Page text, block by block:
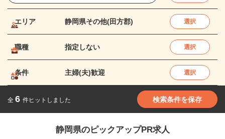
エリア 静岡県その他(田方郡) 選択
職種 指定しない 選択
条件 主婦(夫)歓迎 選択
全 6 件ヒットしました 検索条件を保存
静岡県のピックアップPR求人